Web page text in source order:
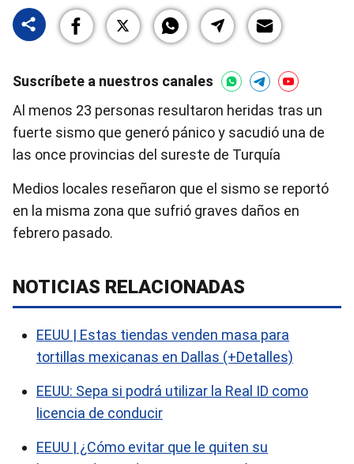
Suscríbete a nuestros canales
Al menos 23 personas resultaron heridas tras un
fuerte sismo que generó pánico y sacudió una de
las once provincias del sureste de Turquía
Medios locales reseñaron que el sismo se reportó
en la misma zona que sufrió graves daños en
febrero pasado.
NOTICIAS RELACIONADAS
EEUU | Estas tiendas venden masa para
tortillas mexicanas en Dallas (+Detalles)
EEUU: Sepa si podrá utilizar la Real ID como
licencia de conducir
EEUU | ¿Cómo evitar que le quiten su